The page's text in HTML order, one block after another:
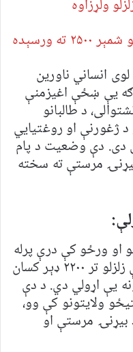
ولړزاوه
انساني ناورین
یې ښځې اغیزمنې
د طالبانو
ژغورنې او روغتیايي
دی. دې وضعیت د پام
مرستې ته سخته
او ورځو کې درې پرله
پسې زورورې زلزلې شوې دي. دې زلزلو تر ۲۲۰۰ ډېر کسان
یې اړولي دي. د دې
ولایتونو کې وو،
مرستې او